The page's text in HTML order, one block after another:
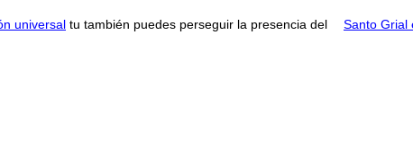
universal tu también puedes perseguir la presencia del Santo Grial